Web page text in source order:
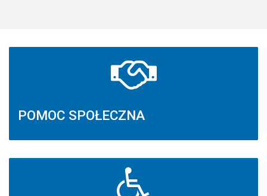
POMOC SPOŁECZNA